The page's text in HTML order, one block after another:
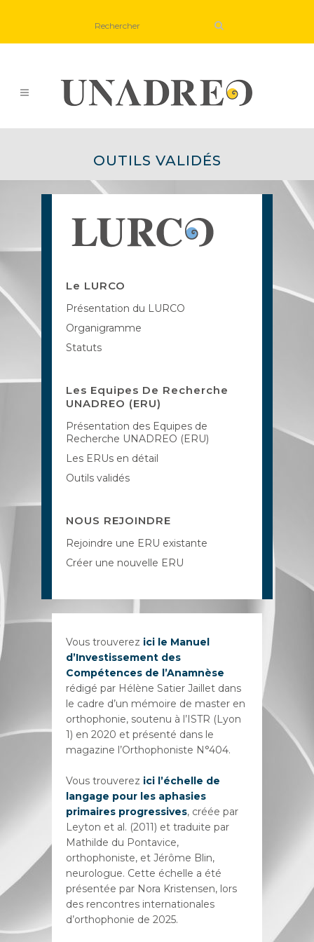
OUTILS VALIDÉS
Le LURCO
Présentation du LURCO
Organigramme
Statuts
Les Equipes De Recherche
UNADREO (ERU)
Présentation des Equipes de
Recherche UNADREO (ERU)
Les ERUs en détail
Outils validés
NOUS REJOINDRE
Rejoindre une ERU existante
Créer une nouvelle ERU
Vous trouverez ici le Manuel
d’Investissement des
Compétences de l’Anamnèse
rédigé par Hélène Satier Jaillet dans
le cadre d’un mémoire de master en
orthophonie, soutenu à l’ISTR (Lyon
1) en 2020 et présenté dans le
magazine l’Orthophoniste N°404.
Vous trouverez ici l’échelle de
langage pour les aphasies
primaires progressives, créée par
Leyton et al. (2011) et traduite par
Mathilde du Pontavice,
orthophoniste, et Jérôme Blin,
neurologue. Cette échelle a été
présentée par Nora Kristensen, lors
des rencontres internationales
d’orthophonie de 2025.